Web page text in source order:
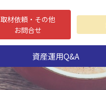
取材依頼・その他
お問合せ
資産運用Q&A